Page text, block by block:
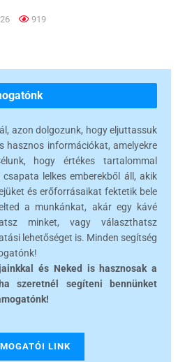
919
azon dolgozunk, hogy eljuttassuk
hasznos információkat, amelyekre
hogy értékes tartalommal
lelkes emberekből áll, akik
és erőforrásaikat fektetik bele
a munkánkat, akár egy kávé
minket, vagy választhatsz
lehetőséget is. Minden segítség
és Neked is hasznosak a
szeretnél segíteni bennünket
LINK